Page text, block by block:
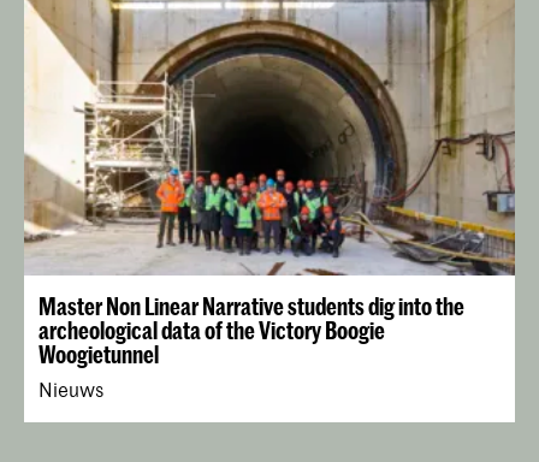
Master Non Linear Narrative students dig into the
archeological data of the Victory Boogie
Woogietunnel
Nieuws